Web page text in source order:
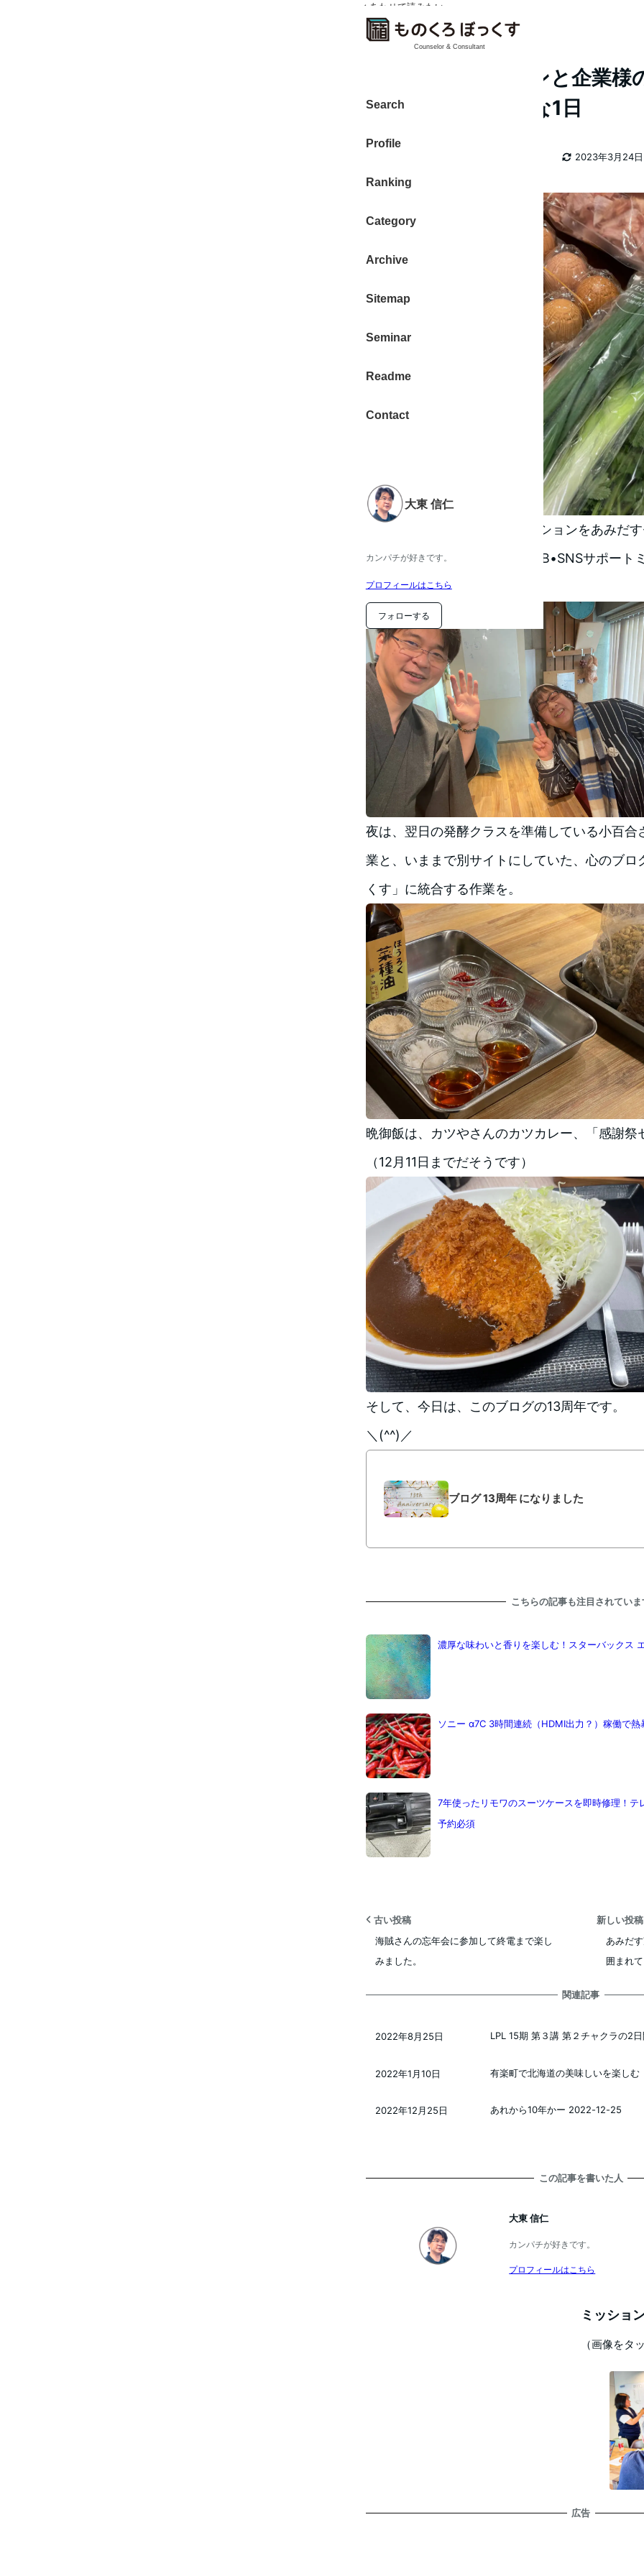
Counselor & Consultant
Search
Profile
Ranking
Category
Archive
Sitemap
Seminar
Readme
Contact
大東 信仁
カンパチが好きです。
プロフィールはこちら
フォローする
継続個別セッションと企業様
ートミーティングな1日
2023年3月24日
者
2022/12/09は、継続個別セッションをあみだ
に行い、午後は、企業様のWEB•SNSサポート
いました。
夜は、翌日の発酵クラスを準備している小百合
業と、いままで別サイトにしていた、心のブロ
くす」に統合する作業を。
晩御飯は、カツやさんのカツカレー、「感謝祭
（12月11日までだそうです）
そして、今日は、このブログの13周年です。
＼(^^)／
✓ あわせて読みたい
ブログ 13周年 になりました
こちらの記事も注目されていま
濃厚な味わいと香りを楽しむ！スターバックス
ソニー α7C 3時間連続（HDMI出力？）稼働で
7年使ったリモワのスーツケースを即時修理！
予約必須
古い投稿
海賊さんの忘年会に参加して終電まで楽し
みました。
新しい投
あみだ
囲まれ
関連記事
LPL 15期 第３講 第２チャクラの2
2022年8月25日
有楽町で北海道の美味しいを楽し
2022年1月10日
あれから10年かー 2022-12-25
2022年12月25日
この記事を書いた人
大東 信仁
カンパチが好きです。
プロフィールはこちら
ミッショ
（画像をタ
広告